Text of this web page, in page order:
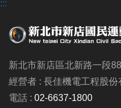
:::
新北市新店區北新路一段
經營者 : 長佳機電工程股份
電話 : 02-6637-1800